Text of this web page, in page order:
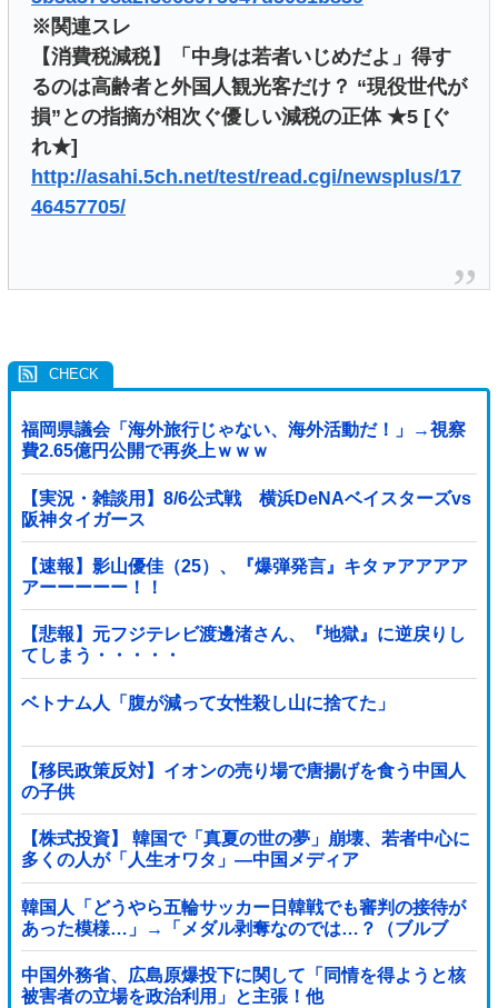
※関連スレ
【消費税減税】「中身は若者いじめだよ」得す
るのは高齢者と外国人観光客だけ？ “現役世代が
損”との指摘が相次ぐ優しい減税の正体 ★5 [ぐ
れ★]
http://asahi.5ch.net/test/read.cgi/newsplus/17
46457705/
福岡県議会「海外旅行じゃない、海外活動だ！」→視察
費2.65億円公開で再炎上ｗｗｗ
【実況・雑談用】8/6公式戦 横浜DeNAベイスターズvs
阪神タイガース
【速報】影山優佳（25）、『爆弾発言』キタァアアアア
アーーーーー！！
【悲報】元フジテレビ渡邊渚さん、『地獄』に逆戻りし
てしまう・・・・・
ベトナム人「腹が減って女性殺し山に捨てた」
【移民政策反対】イオンの売り場で唐揚げを食う中国人
の子供
【株式投資】 韓国で「真夏の世の夢」崩壊、若者中心に
多くの人が「人生オワタ」―中国メディア
韓国人「どうやら五輪サッカー日韓戦でも審判の接待が
あった模様…」→「メダル剥奪なのでは…？（ブルブ
ル」＝韓国の反応
中国外務省、広島原爆投下に関して「同情を得ようと核
被害者の立場を政治利用」と主張！他